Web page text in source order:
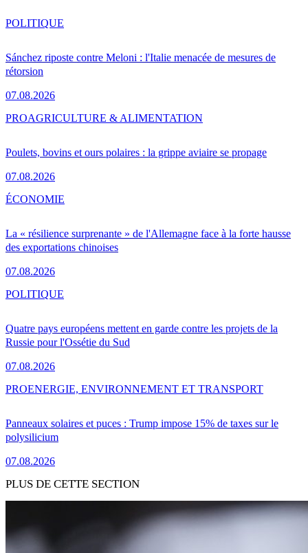
Sánchez riposte contre Meloni : l'Italie menacée de mesures de
rétorsion
07.08.2026
POLITIQUE
Poulets, bovins et ours polaires : la grippe aviaire se propage
07.08.2026
PROAGRICULTURE & ALIMENTATION
La « résilience surprenante » de l'Allemagne face à la forte hausse
des exportations chinoises
07.08.2026
ÉCONOMIE
Quatre pays européens mettent en garde contre les projets de la
Russie pour l'Ossétie du Sud
07.08.2026
POLITIQUE
Panneaux solaires et puces : Trump impose 15% de taxes sur le
polysilicium
07.08.2026
PROENERGIE, ENVIRONNEMENT ET TRANSPORT
PLUS DE CETTE SECTION